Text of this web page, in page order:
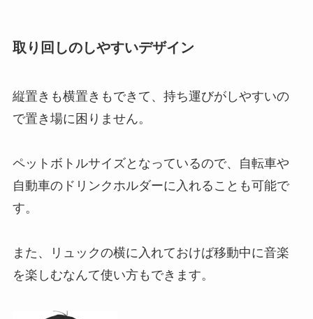
取り回しのしやすいデザイン
縦置きも横置きもできて、持ち運びがしやすいの
で置き場に困りません。
ペットボトルサイズとなっているので、自転車や
自動車のドリンクホルダーに入れることも可能で
す。
また、リュックの横に入れておけば移動中に音楽
を楽しむなんて使い方もできます。